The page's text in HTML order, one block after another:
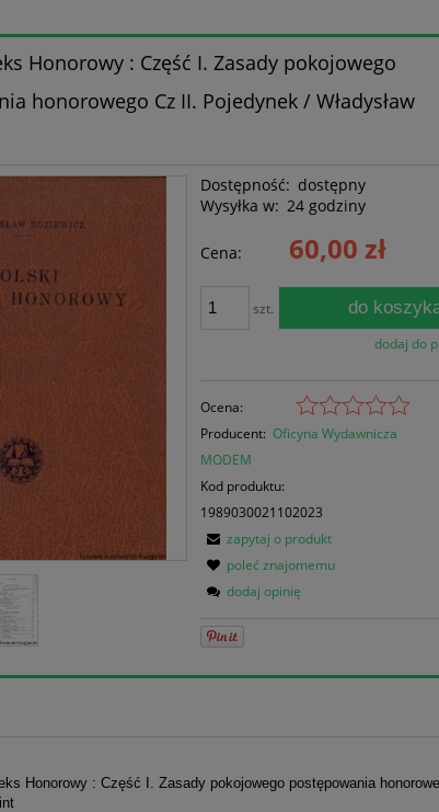
Honorowy : Część I. Zasady pokojowego
honorowego Cz II. Pojedynek / Władysław
Dostępność: dostępny
Wysyłka w: 24 godziny
Cena: 60,00 zł
szt. do
dodaj do
Ocena:
Producent: Oficyna Wydawnicza
MODEM
Kod produktu:
1989030021102023
zapytaj o produkt
poleć znajomemu
dodaj opinię
Honorowy : Część I. Zasady pokojowego postępowania